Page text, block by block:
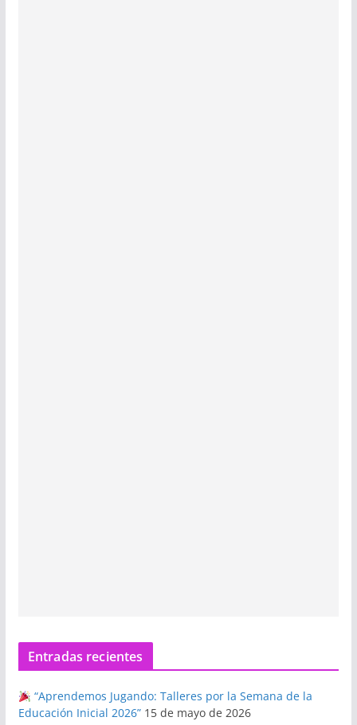
Entradas recientes
“Aprendemos Jugando: Talleres por la Semana de la
Educación Inicial 2026” 15 de mayo de 2026